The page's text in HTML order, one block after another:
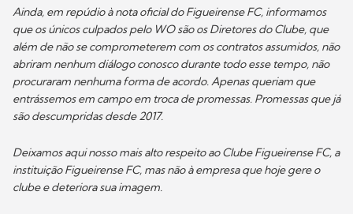
Ainda, em repúdio à nota oficial do Figueirense FC, informamos
que os únicos culpados pelo WO são os Diretores do Clube, que
além de não se comprometerem com os contratos assumidos, não
abriram nenhum diálogo conosco durante todo esse tempo, não
procuraram nenhuma forma de acordo. Apenas queriam que
entrássemos em campo em troca de promessas. Promessas que já
são descumpridas desde 2017.
Deixamos aqui nosso mais alto respeito ao Clube Figueirense FC, a
instituição Figueirense FC, mas não à empresa que hoje gere o
clube e deteriora sua imagem.